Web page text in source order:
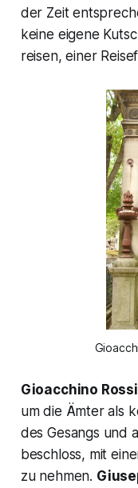
der Zeit
keine eigene
reisen, einer
Gioacchino
um die Ämter als
des Gesangs und
beschloss, mit
zu nehmen.